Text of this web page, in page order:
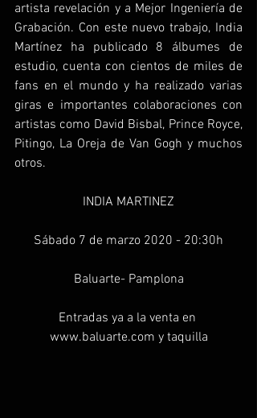
artista revelación y a Mejor Ingeniería de
Grabación. Con este nuevo trabajo, India
Martínez ha publicado 8 álbumes de
estudio, cuenta con cientos de miles de
fans en el mundo y ha realizado varias
giras e importantes colaboraciones con
artistas como David Bisbal, Prince Royce,
Pitingo, La Oreja de Van Gogh y muchos
otros.
INDIA MARTINEZ
Sábado 7 de marzo 2020 - 20:30h
Baluarte- Pamplona
Entradas ya a la venta en
www.baluarte.com y taquilla